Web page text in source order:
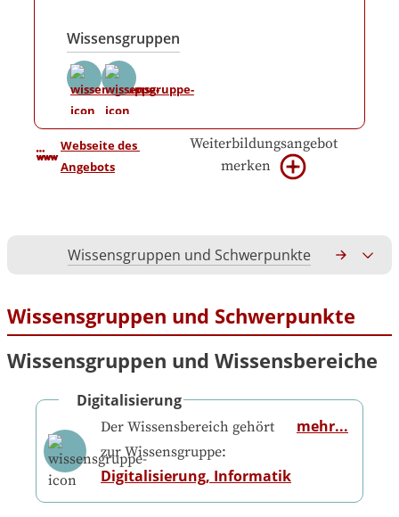
Wissensgruppen
Webseite des
Angebots
Weiterbildungsangebot
merken
Wissensgruppen und Schwerpunkte
Wissensgruppen und Schwerpunkte
Wissensgruppen und Wissensbereiche
Digitalisierung
Der Wissensbereich gehört
zur Wissensgruppe:
Digitalisierung, Informatik
mehr...